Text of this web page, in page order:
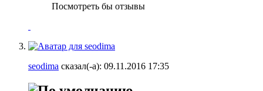
Посмотреть бы отзывы
seodima сказал(-а): 09.11.2016 17:35